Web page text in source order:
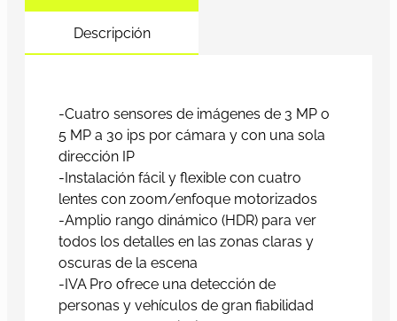
Descripción
-Cuatro sensores de imágenes de 3 MP o
5 MP a 30 ips por cámara y con una sola
dirección IP
-Instalación fácil y flexible con cuatro
lentes con zoom/enfoque motorizados
-Amplio rango dinámico (HDR) para ver
todos los detalles en las zonas claras y
oscuras de la escena
-IVA Pro ofrece una detección de
personas y vehículos de gran fiabilidad